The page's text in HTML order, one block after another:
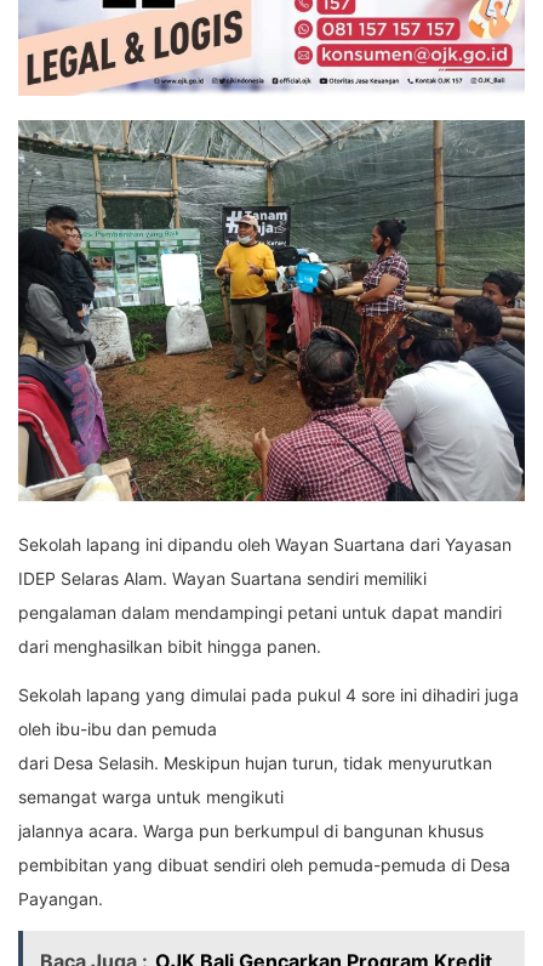
Sekolah lapang ini dipandu oleh Wayan Suartana dari Yayasan
IDEP Selaras Alam. Wayan Suartana sendiri memiliki
pengalaman dalam mendampingi petani untuk dapat mandiri
dari menghasilkan bibit hingga panen.
Sekolah lapang yang dimulai pada pukul 4 sore ini dihadiri juga
oleh ibu-ibu dan pemuda
dari Desa Selasih. Meskipun hujan turun, tidak menyurutkan
semangat warga untuk mengikuti
jalannya acara. Warga pun berkumpul di bangunan khusus
pembibitan yang dibuat sendiri oleh pemuda-pemuda di Desa
Payangan.
Baca Juga : OJK Bali Gencarkan Program Kredit